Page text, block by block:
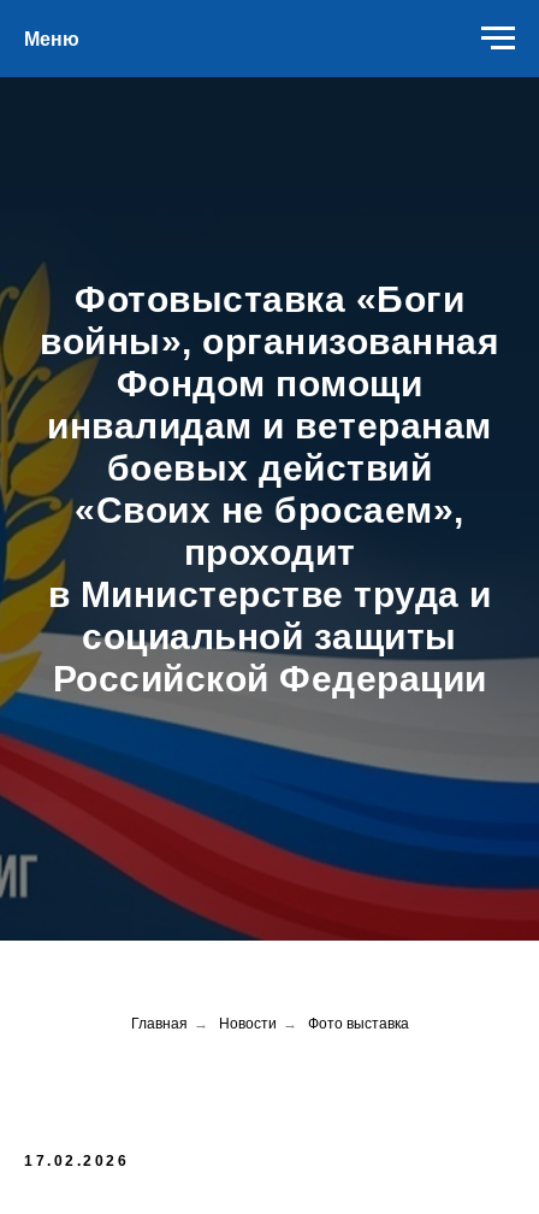
Меню
Фотовыставка «Боги
войны», организованная
Фондом помощи
инвалидам и ветеранам
боевых действий
«Своих не бросаем»,
проходит
в Министерстве труда и
социальной защиты
Российской Федерации
Главная → Новости → Фото выставка
17.02.2026